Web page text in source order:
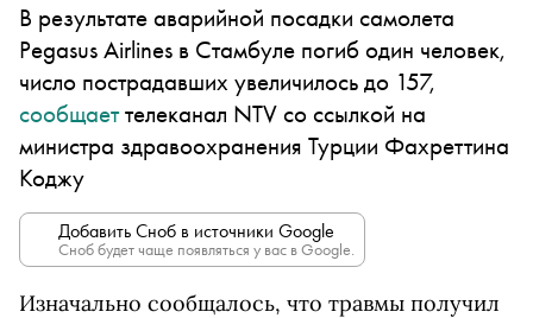
В результате аварийной посадки самолета
Pegasus Airlines в Стамбуле погиб один человек,
число пострадавших увеличилось до 157,
сообщаеттелеканал NTV со ссылкой на
министра здравоохранения Турции Фахреттина
Коджу
Добавить Сноб в источники Google
Сноб будет чаще появляться у вас в Google.
Изначально сообщалось, что травмы получил